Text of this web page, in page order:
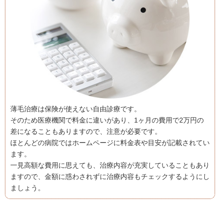
薄毛治療は保険が使えない自由診療です。
そのため医療機関で料金に違いがあり、1ヶ月の費用で2万円の
差になることもありますので、注意が必要です。
ほとんどの病院ではホームページに料金表や目安が記載されてい
ます。
一見高額な費用に思えても、治療内容が充実していることもあり
ますので、金額に惑わされずに治療内容もチェックするようにし
ましょう。